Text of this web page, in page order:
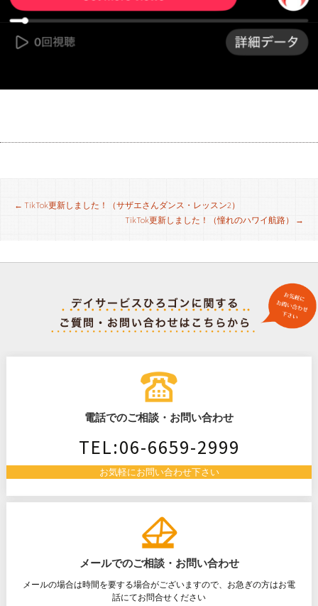
投
稿
ビ
シ
← TikTok更新しました！（サザエさんダンス・レッスン2）
TikTok更新しました！（憧れのハワイ航路）
→
電話でのご相談・お問い合わせ
TEL:06-6659-2999
お気軽にお問い合わせ下さい
メールでのご相談・お問い合わせ
メールの場合は時間を要する場合がございますので、お急ぎの方はお電
話にてお問合せください